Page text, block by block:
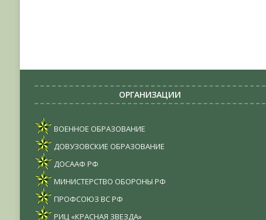
ОРГАНИЗАЦИИ
ВОЕННОЕ ОБРАЗОВАНИЕ
ДОВУЗОВСКИЕ ОБРАЗОВАНИЕ
ДОСААФ РФ
МИНИСТЕРСТВО ОБОРОНЫ РФ
ПРОФСОЮЗ ВС РФ
РИЦ «КРАСНАЯ ЗВЕЗДА»